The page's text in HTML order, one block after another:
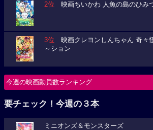
2位 映画ちいかわ 人魚の島のひみ
3位 映画クレヨンしんちゃん 奇々
～ション
今週の映画動員数ランキング
要チェック！今週の３本
ミニオンズ＆モンスターズ